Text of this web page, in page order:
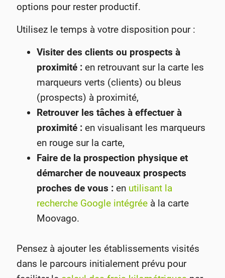
options pour rester productif.
Utilisez le temps à votre disposition pour :
Visiter des clients ou prospects à
proximité : en retrouvant sur la carte les
marqueurs verts (clients) ou bleus
(prospects) à proximité,
Retrouver les tâches à effectuer à
proximité : en visualisant les marqueurs
en rouge sur la carte,
Faire de la prospection physique et
démarcher de nouveaux prospects
proches de vous : en utilisant la
recherche Google intégrée à la carte
Moovago.
Pensez à ajouter les établissements visités
dans le parcours initialement prévu pour